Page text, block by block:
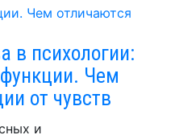
в психологии:
Чем
от чувств
и